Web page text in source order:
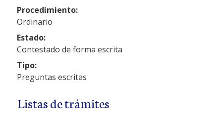
Procedimiento:
Ordinario
Estado:
Contestado de forma escrita
Tipo:
Preguntas escritas
Listas de trámites